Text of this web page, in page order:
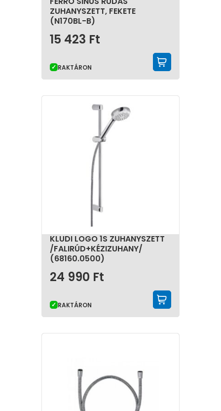
ZUHANYSZETT, FEKETE
(N170BL-B)
15 423 Ft
RAKTÁRON
KLUDI LOGO 1S ZUHANYSZETT
/FALIRÚD+KÉZIZUHANY/
(68160.0500)
24 990 Ft
RAKTÁRON